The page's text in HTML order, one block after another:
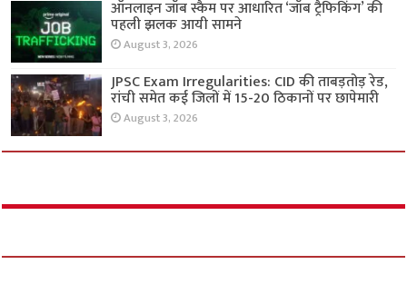
ऑनलाइन जॉब स्कैम पर आधारित ‘जॉब ट्रैफिकिंग’ की
पहली झलक आयी सामने
August 3, 2026
JPSC Exam Irregularities: CID की ताबड़तोड़ रेड,
रांची समेत कई जिलों में 15-20 ठिकानों पर छापेमारी
August 3, 2026